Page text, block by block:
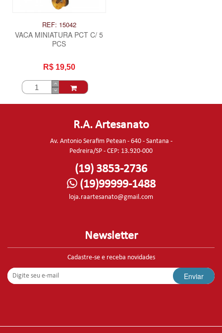
REF: 15042
VACA MINIATURA PCT C/ 5
PCS
R$ 19,50
R.A. Artesanato
Av. Antonio Serafim Petean - 640 - Santana -
Pedreira/SP - CEP: 13.920-000
(19) 3853-2736
(19)99999-1488
loja.raartesanato@gmail.com
Newsletter
Cadastre-se e receba novidades
Enviar